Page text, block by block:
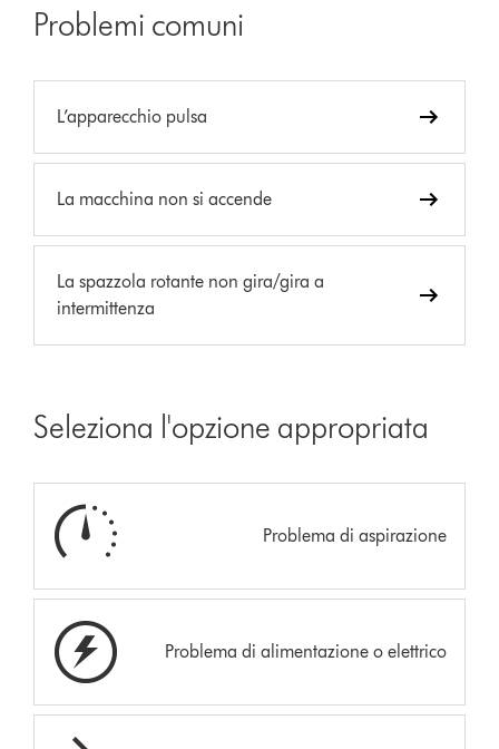
Problemi comuni
L’apparecchio pulsa
La macchina non si accende
La spazzola rotante non gira/gira a
intermittenza
Seleziona l'opzione appropriata
Problema di aspirazione
Problema di alimentazione o elettrico